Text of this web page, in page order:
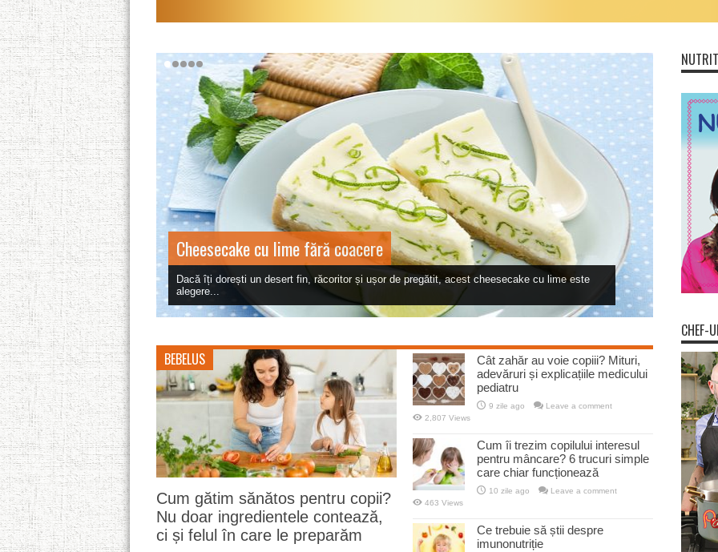
Cheesecake cu lime fără coacere
Dacă îți dorești un desert fin, răcoritor și ușor de pregătit, acest cheesecake cu lime este
alegere...
BEBELUS
Cum gătim sănătos pentru copii?
Nu doar ingredientele contează,
ci și felul în care le preparăm
Cât zahăr au voie copiii? Mituri,
adevăruri și explicațiile medicului
pediatru
9 zile ago
Leave a comment
2,807 Views
Cum îi trezim copilului interesul
pentru mâncare? 6 trucuri simple
care chiar funcționează
10 zile ago
Leave a comment
463 Views
Ce trebuie să știi despre
imunonutriție
CHEF-